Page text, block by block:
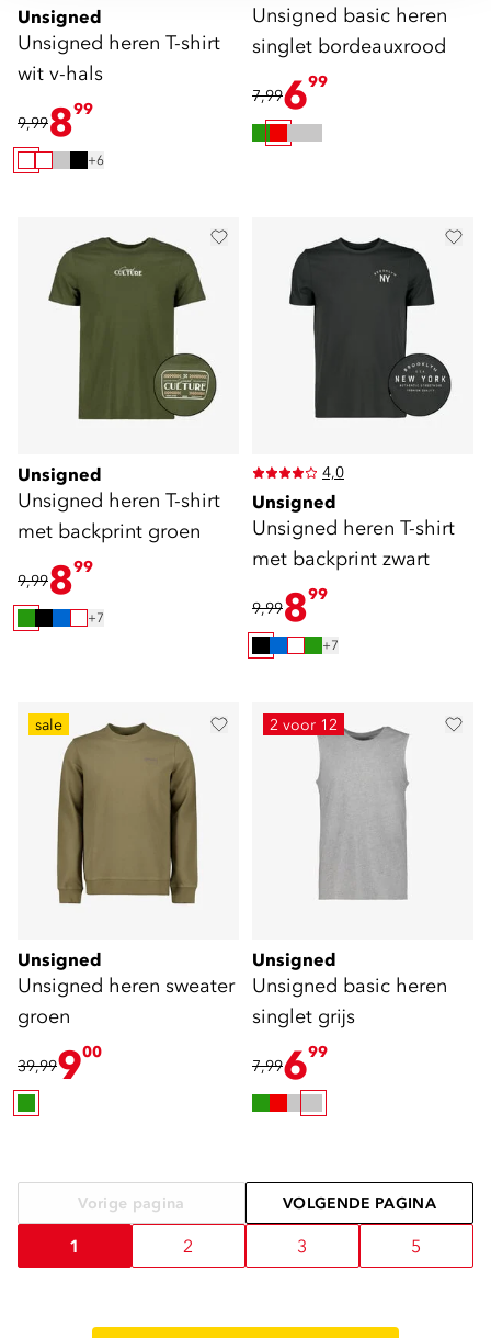
Unsigned
Unsigned heren T-shirt
wit v-hals
9,99899
+6
Unsigned basic heren
singlet bordeauxrood
7,99699
Unsigned
Unsigned heren T-shirt
met backprint groen
9,99899
+7
4,0
Unsigned
Unsigned heren T-shirt
met backprint zwart
9,99899
+7
sale
Unsigned
Unsigned heren sweater
groen
39,99900
2 voor 12
Unsigned
Unsigned basic heren
singlet grijs
7,99699
Vorige pagina VOLGENDE PAGINA
1 2 3 5